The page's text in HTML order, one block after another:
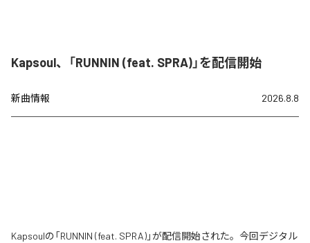
Kapsoul、「RUNNIN (feat. SPRA)」を配信開始
新曲情報 2026.8.8
Kapsoulの「RUNNIN (feat. SPRA)」が配信開始された。今回デジタル